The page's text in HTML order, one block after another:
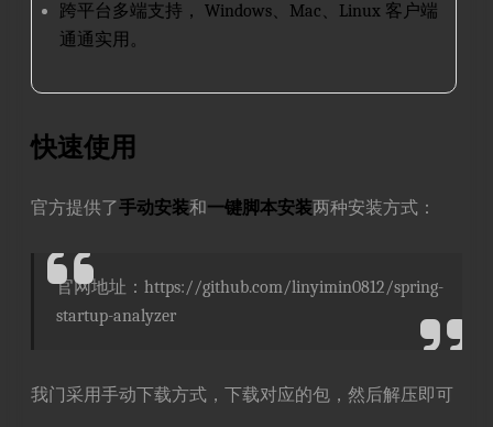
跨平台多端支持， Windows、Mac、Linux 客户端
通通实用。
快速使用
官方提供了手动安装和一键脚本安装两种安装方式：
官网地址：https://github.com/linyimin0812/spring-
startup-analyzer
我门采用手动下载方式，下载对应的包，然后解压即可